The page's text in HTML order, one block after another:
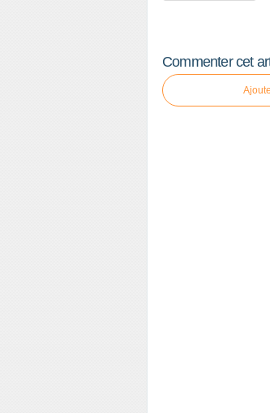
Commenter cet